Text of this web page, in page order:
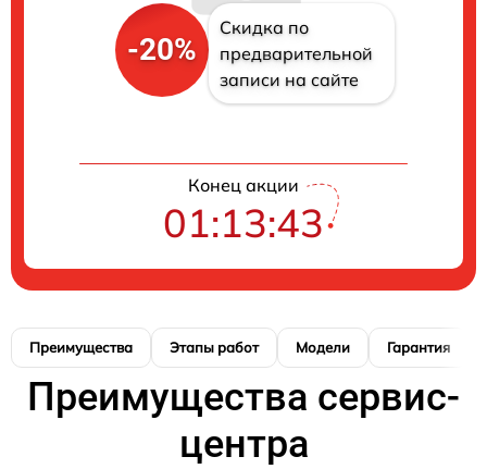
-20%
Скидка по
предварительной
записи на сайте
Конец акции
01:13:42
Преимущества Этапы работ Модели Гарантия
Преимущества сервис-
центра